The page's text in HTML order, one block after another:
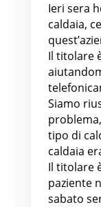
Ieri sera
caldaia,
Il titolare
Siamo
tipo di
caldaia
Il titolare
paziente
sabato